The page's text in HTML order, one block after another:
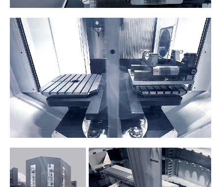
ISCRIVITI ALLA NOSTRA
ISCRIVITI ALLA NOSTRA
NEWSLETTER
VUOI SAPERNE DI PIÙ?
Contattateci per saperne di più sulle
nostre soluzioni